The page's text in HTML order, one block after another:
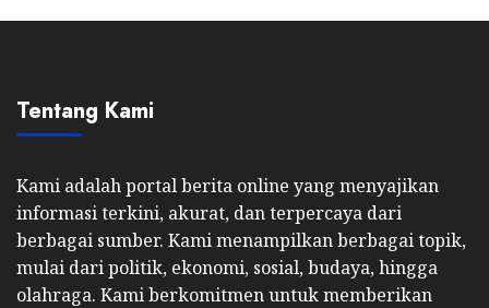
Tentang Kami
Kami adalah portal berita online yang menyajikan
informasi terkini, akurat, dan terpercaya dari
berbagai sumber. Kami menampilkan berbagai topik,
mulai dari politik, ekonomi, sosial, budaya, hingga
olahraga. Kami berkomitmen untuk memberikan